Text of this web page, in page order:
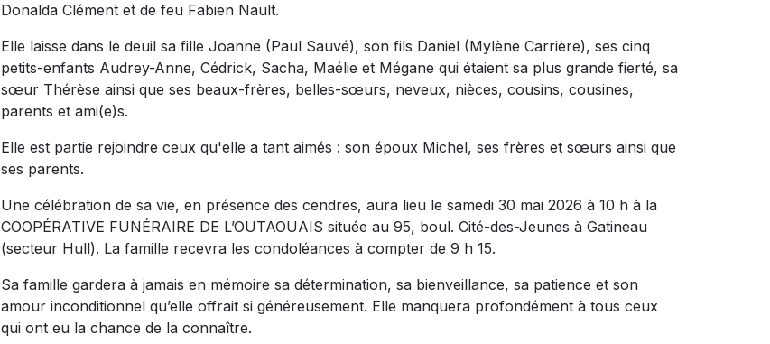
Donalda Clément et de feu Fabien Nault.
Elle laisse dans le deuil sa fille Joanne (Paul Sauvé), son fils Daniel (Mylène Carrière), ses cinq
petits-enfants Audrey-Anne, Cédrick, Sacha, Maélie et Mégane qui étaient sa plus grande fierté, sa
sœur Thérèse ainsi que ses beaux-frères, belles-sœurs, neveux, nièces, cousins, cousines,
parents et ami(e)s.
Elle est partie rejoindre ceux qu'elle a tant aimés : son époux Michel, ses frères et sœurs ainsi que
ses parents.
Une célébration de sa vie, en présence des cendres, aura lieu le samedi 30 mai 2026 à 10 h à la
COOPÉRATIVE FUNÉRAIRE DE L’OUTAOUAIS située au 95, boul. Cité-des-Jeunes à Gatineau
(secteur Hull). La famille recevra les condoléances à compter de 9 h 15.
Sa famille gardera à jamais en mémoire sa détermination, sa bienveillance, sa patience et son
amour inconditionnel qu’elle offrait si généreusement. Elle manquera profondément à tous ceux
qui ont eu la chance de la connaître.